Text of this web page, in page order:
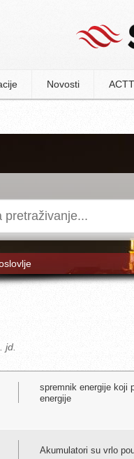
Novosti
jd.
spremnik energije koji
energije
Akumulatori su vrlo